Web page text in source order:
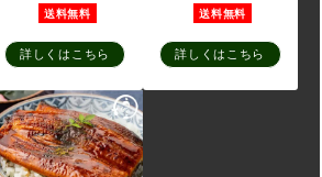
ト うなぎ 蒲焼 常
温保存可能 たれ
山椒付き
送料無料
詳しくはこちら
ト うなぎ 蒲焼 常
温保存可能 たれ
山椒付き
送料無料
詳しくはこちら